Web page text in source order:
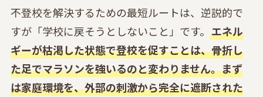
不登校を解決するための最短ルートは、逆説的で
すが「学校に戻そうとしないこと」です。 エネル
ギーが枯渇した状態で登校を促すことは、骨折し
た足でマラソンを強いるのと変わりません。まず
は家庭環境を、外部の刺激から完全に遮断された